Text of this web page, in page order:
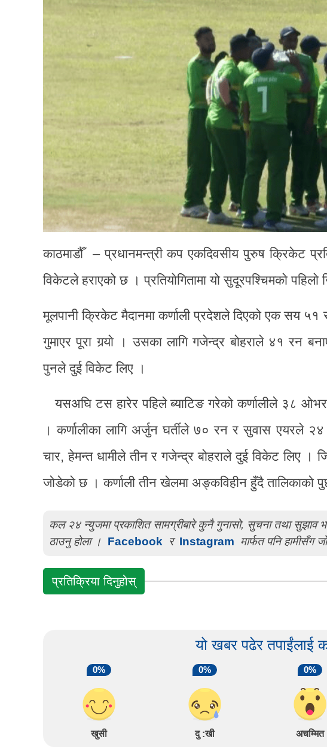
काठमाडौँ – प्रधानमन्त्री कप एकदिवसीय पुरुष क्रिकेट
विकेटले हराएको छ । प्रतियाेगितामा यो सुदूरपश्चिमको पहिलो
मूलपानी क्रिकेट मैदानमा कर्णाली प्रदेशले दिएको एक सय
गुमाएर पूरा गर्‍याे । उसका लागि गजेन्द्र बोहराले ४१ रन
पुनले दुई विकेट लिए ।
यसअघि टस हारेर पहिले ब्याटिङ गरेको कर्णालीले ३८
। कर्णालीका लागि अर्जुन घर्तीले ७० रन र सुवास एयरले
चार, हेमन्त धामीले तीन र गजेन्द्र बोहराले दुई विकेट लिए
जाेडेकाे छ । कर्णाली तीन खेलमा अङ्कविहीन हुँदै तालिकाकाे
कल २४ न्युजमा प्रकाशित सामग्रीबारे कुनै गुनासो, सुचना तथा सुझाव
ठाउनु होला ।
Facebook र Instagram मार्फत पनि हामीसँग
प्रतिक्रिया दिनुहोस्
यो खबर पढेर तपाईंलाई
0%
खुसी
0%
दु :खी
0%
अचम्मित